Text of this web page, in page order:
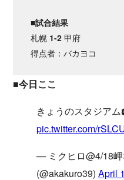
■試合結果
札幌 1-2 甲府
得点者：バカヨコ
■今日ここ
きょうのスタジア
pic.twitter.com/
— ミクヒロ@4/18
(@akakuro39) April